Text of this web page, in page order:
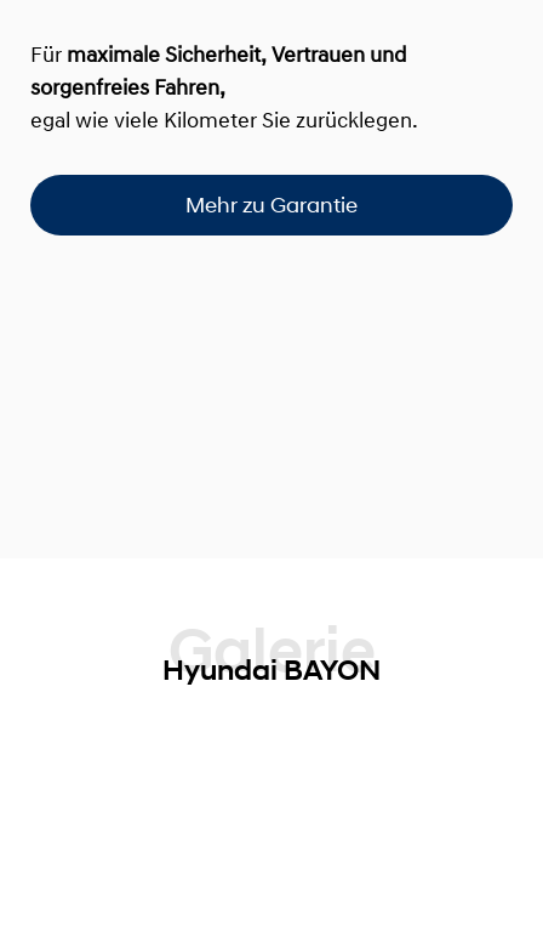
Für maximale Sicherheit, Vertrauen und
sorgenfreies Fahren,
egal wie viele Kilometer Sie zurücklegen.
Mehr zu Garantie
Galerie
Hyundai BAYON